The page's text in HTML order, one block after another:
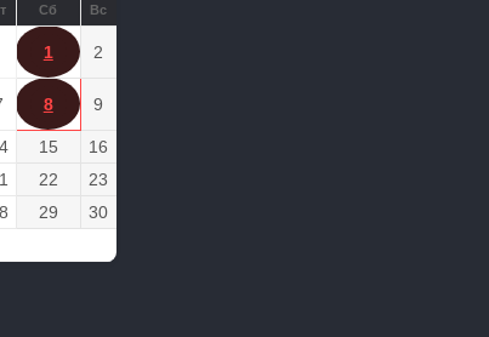
Сб Вс
1 2
8 9
15
16
22
23
29
30